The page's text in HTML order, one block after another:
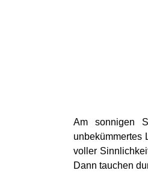
Am sonnigen
unbekümmertes
voller
Dann tauchen